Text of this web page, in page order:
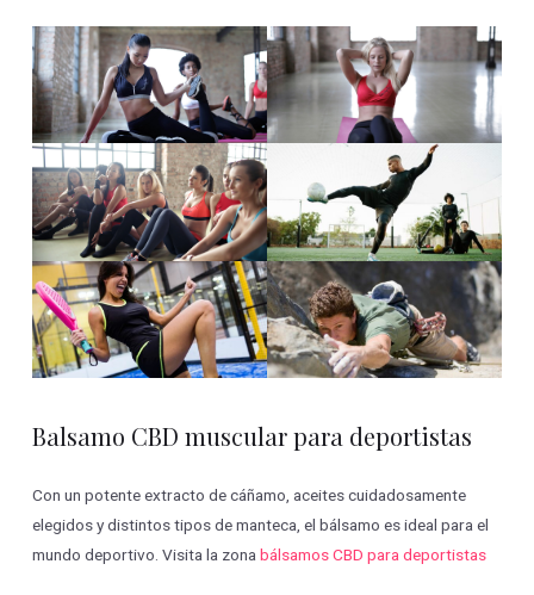
Balsamo CBD muscular para deportistas
Con un potente extracto de cáñamo, aceites cuidadosamente
elegidos y distintos tipos de manteca, el bálsamo es ideal para el
mundo deportivo. Visita la zonabálsamos CBD para deportistas